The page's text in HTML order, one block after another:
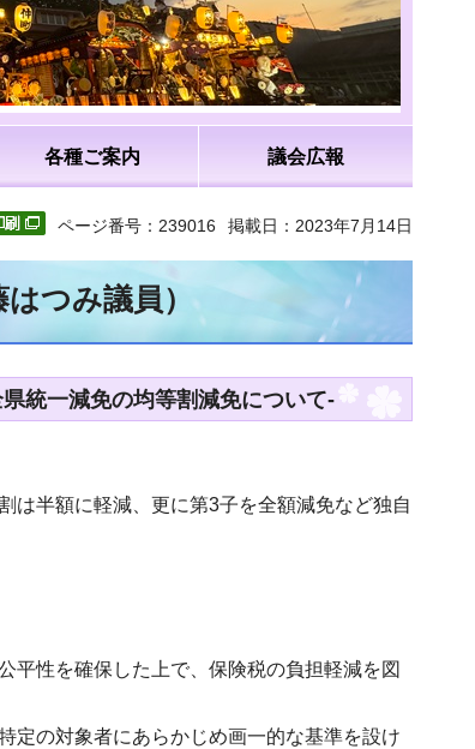
各種ご案内 議会広報
ページ番号：239016 掲載日：2023年7月14日
つみ議員）
統一減免の均等割減免について-
は半額に軽減、更に第3子を全額減免など独自
平性を確保した上で、保険税の負担軽減を図
定の対象者にあらかじめ画一的な基準を設け